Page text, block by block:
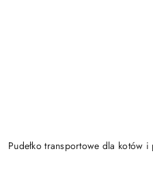
Pudełko transportowe dla kotów